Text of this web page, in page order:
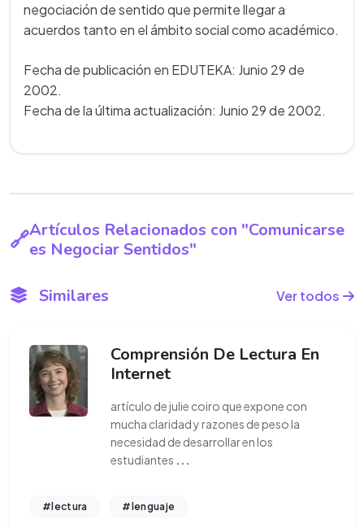
negociación de sentido que permite llegar a
acuerdos tanto en el ámbito social como académico.
Fecha de publicación en EDUTEKA: Junio 29 de
2002.
Fecha de la última actualización: Junio 29 de 2002.
Artículos Relacionados con "Comunicarse
es Negociar Sentidos"
Similares Ver todos
Comprensión De Lectura En
Internet
artículo de julie coiro que expone con
mucha claridad y razones de peso la
necesidad de desarrollar en los
estudiantes ...
#lectura #lenguaje